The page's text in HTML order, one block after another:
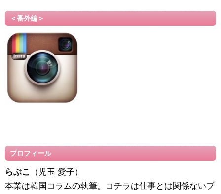
＜番外編＞
プロフィール
らぶこ
（児玉 愛子）
本業は韓国コラムの執筆。コチラは仕事とは関係ないプ